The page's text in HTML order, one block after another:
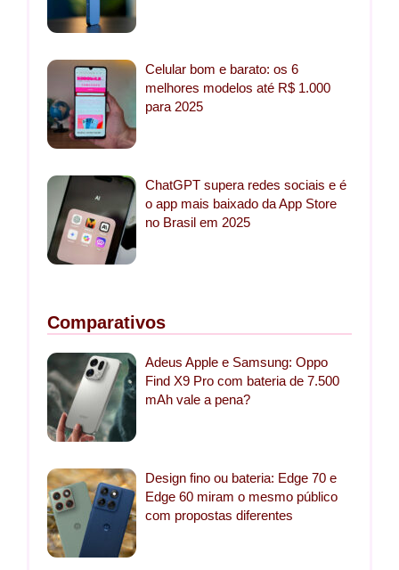
Celular bom e barato: os 6
melhores modelos até R$ 1.000
para 2025
ChatGPT supera redes sociais e é
o app mais baixado da App Store
no Brasil em 2025
Comparativos
Adeus Apple e Samsung: Oppo
Find X9 Pro com bateria de 7.500
mAh vale a pena?
Design fino ou bateria: Edge 70 e
Edge 60 miram o mesmo público
com propostas diferentes